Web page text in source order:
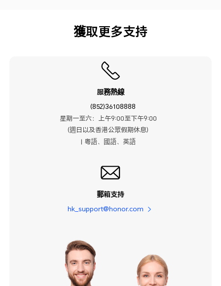
獲取更多支持
服務熱線
(852)36108888
星期一至六：上午9:00至下午9:00
(週日以及香港公眾假期休息)
| 粤語、國語、英語
郵箱支持
hk_support@honor.com